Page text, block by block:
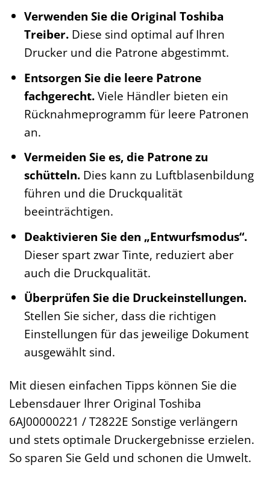
Verwenden Sie die Original Toshiba
Treiber.Diese sind optimal auf Ihren
Drucker und die Patrone abgestimmt.
Entsorgen Sie die leere Patrone
fachgerecht.Viele Händler bieten ein
Rücknahmeprogramm für leere Patronen
an.
Vermeiden Sie es, die Patrone zu
schütteln.Dies kann zu Luftblasenbildung
führen und die Druckqualität
beeinträchtigen.
Deaktivieren Sie den „Entwurfsmodus“.
Dieser spart zwar Tinte, reduziert aber
auch die Druckqualität.
Überprüfen Sie die Druckeinstellungen.
Stellen Sie sicher, dass die richtigen
Einstellungen für das jeweilige Dokument
ausgewählt sind.
Mit diesen einfachen Tipps können Sie die
Lebensdauer Ihrer Original Toshiba
6AJ00000221 / T2822E Sonstige verlängern
und stets optimale Druckergebnisse erzielen.
So sparen Sie Geld und schonen die Umwelt.